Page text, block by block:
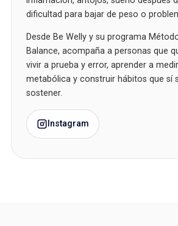
dificultad para bajar de peso o
Desde Be Welly y su programa
Balance, acompaña a personas que
vivir a prueba y error, aprender a
metabólica y construir hábitos que sí
sostener.
Instagram